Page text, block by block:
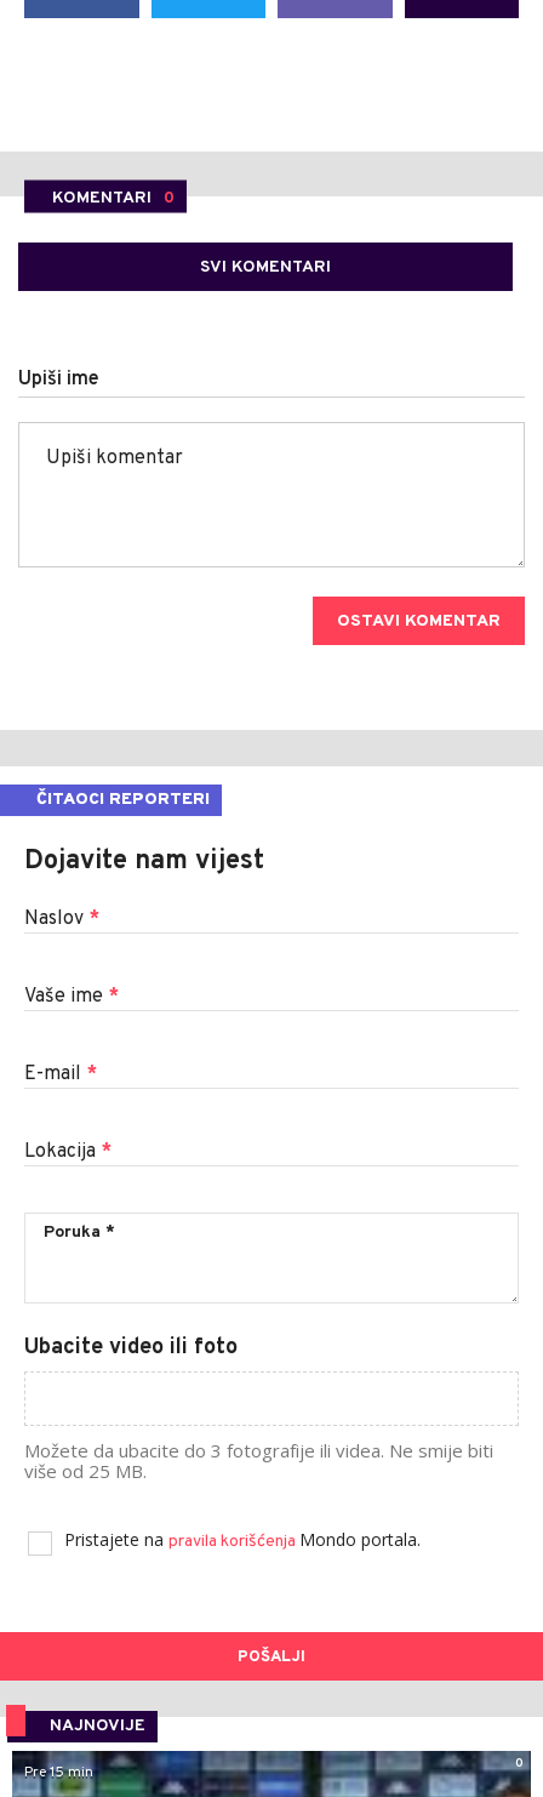
KOMENTARI 0
SVI KOMENTARI
Upiši ime
OSTAVI KOMENTAR
ČITAOCI REPORTERI
Dojavite nam vijest
Naslov *
Vaše ime *
E-mail *
Lokacija *
Ubacite video ili foto
Možete da ubacite do 3 fotografije ili videa. Ne smije biti
više od 25 MB.
Pristajete na pravila korišćenja Mondo portala.
POŠALJI
NAJNOVIJE
0
Pre 15 min